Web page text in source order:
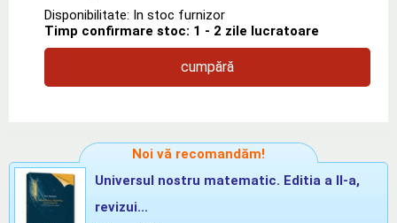
Disponibilitate: In stoc furnizor
Timp confirmare stoc: 1 - 2 zile lucratoare
cumpără
Noi vă recomandăm!
Universul nostru matematic. Editia a II-a,
revizui...